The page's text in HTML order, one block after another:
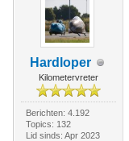
Hardloper
Kilometervreter
Berichten: 4.192
Topics: 132
Lid sinds: Apr 2023